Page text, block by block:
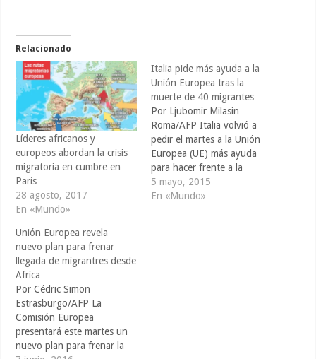
Relacionado
Líderes africanos y
europeos abordan la crisis
migratoria en cumbre en
París
28 agosto, 2017
En «Mundo»
Italia pide más ayuda a la
Unión Europea tras la
muerte de 40 migrantes
Por Ljubomir Milasin
Roma/AFP Italia volvió a
pedir el martes a la Unión
Europea (UE) más ayuda
para hacer frente a la
masiva llegada por mar de
migrantes, tras una enésima
5 mayo, 2015
En «Mundo»
Unión Europea revela
nuevo plan para frenar
llegada de migrantres desde
Africa
Por Cédric Simon
Estrasburgo/AFP La
Comisión Europea
presentará este martes un
nuevo plan para frenar la